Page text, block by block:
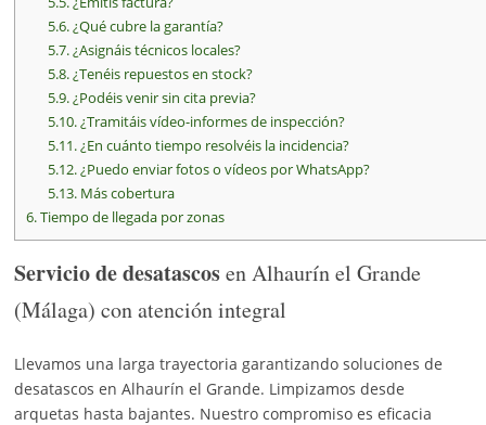
5.6.¿Qué cubre la garantía?
5.7.¿Asignáis técnicos locales?
5.8.¿Tenéis repuestos en stock?
5.9.¿Podéis venir sin cita previa?
5.10.¿Tramitáis vídeo-informes de inspección?
5.11.¿En cuánto tiempo resolvéis la incidencia?
5.12.¿Puedo enviar fotos o vídeos por WhatsApp?
5.13.Más cobertura
6.Tiempo de llegada por zonas
Servicio de desatascosen Alhaurín el Grande
(Málaga) con atención integral
Llevamos una larga trayectoria garantizando soluciones de
desatascos en Alhaurín el Grande. Limpizamos desde
arquetas hasta bajantes. Nuestro compromiso es eficacia